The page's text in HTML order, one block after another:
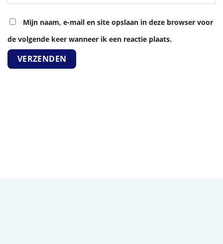
Mijn naam, e-mail en site opslaan in deze browser voor
de volgende keer wanneer ik een reactie plaats.